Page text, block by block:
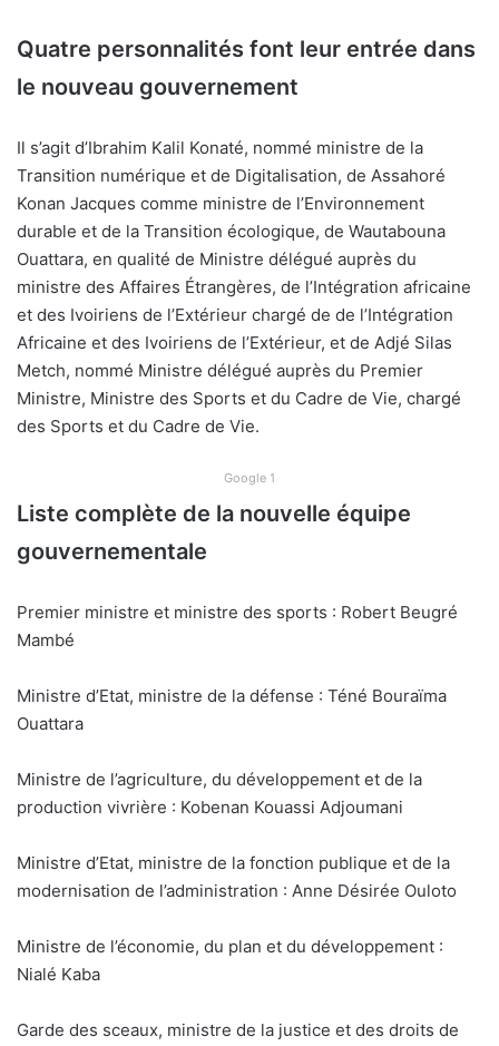
Quatre personnalités font leur entrée dans
le nouveau gouvernement
Il s’agit d’Ibrahim Kalil Konaté, nommé ministre de la
Transition numérique et de Digitalisation, de Assahoré
Konan Jacques comme ministre de l’Environnement
durable et de la Transition écologique, de Wautabouna
Ouattara, en qualité de Ministre délégué auprès du
ministre des Affaires Étrangères, de l’Intégration africaine
et des Ivoiriens de l’Extérieur chargé de de l’Intégration
Africaine et des Ivoiriens de l’Extérieur, et de Adjé Silas
Metch, nommé Ministre délégué auprès du Premier
Ministre, Ministre des Sports et du Cadre de Vie, chargé
des Sports et du Cadre de Vie.
Google 1
Liste complète de la nouvelle équipe
gouvernementale
Premier ministre et ministre des sports : Robert Beugré
Mambé
Ministre d’Etat, ministre de la défense : Téné Bouraïma
Ouattara
Ministre de l’agriculture, du développement et de la
production vivrière : Kobenan Kouassi Adjoumani
Ministre d’Etat, ministre de la fonction publique et de la
modernisation de l’administration : Anne Désirée Ouloto
Ministre de l’économie, du plan et du développement :
Nialé Kaba
Garde des sceaux, ministre de la justice et des droits de